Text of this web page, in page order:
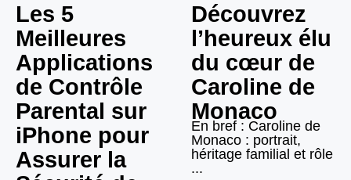
Les 5
Meilleures
Applications
de Contrôle
Parental sur
iPhone pour
Assurer la
Découvrez
l’heureux élu
du cœur de
Caroline de
Monaco
En bref : Caroline de
Monaco : portrait,
héritage familial et rôle
...